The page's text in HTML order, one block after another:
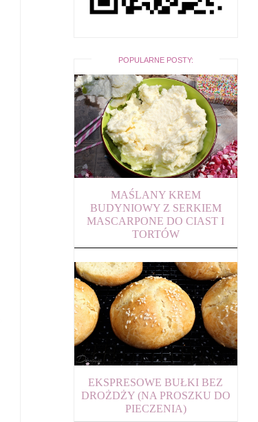
POPULARNE POSTY:
MAŚLANY KREM
BUDYNIOWY Z SERKIEM
MASCARPONE DO CIAST I
TORTÓW
EKSPRESOWE BUŁKI BEZ
DROŻDŻY (NA PROSZKU DO
PIECZENIA)